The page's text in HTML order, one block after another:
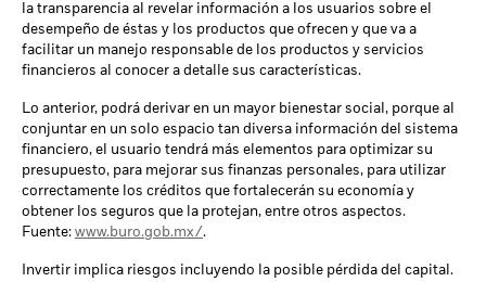
la transparencia al revelar información a los usuarios sobre el
desempeño de éstas y los productos que ofrecen y que va a
facilitar un manejo responsable de los productos y servicios
financieros al conocer a detalle sus características.
Lo anterior, podrá derivar en un mayor bienestar social, porque al
conjuntar en un solo espacio tan diversa información del sistema
financiero, el usuario tendrá más elementos para optimizar su
presupuesto, para mejorar sus finanzas personales, para utilizar
correctamente los créditos que fortalecerán su economía y
obtener los seguros que la protejan, entre otros aspectos.
Fuente: www.buro.gob.mx/.
Invertir implica riesgos incluyendo la posible pérdida del capital.